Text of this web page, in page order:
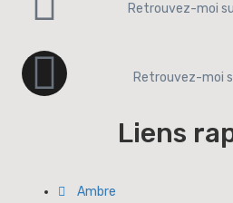
Retrouvez-moi
Retrouvez-moi
Liens
Ambre